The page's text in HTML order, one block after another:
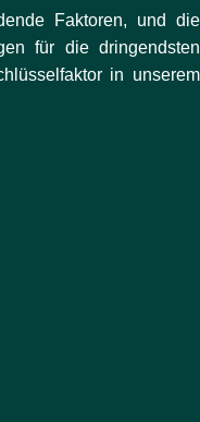
Faktoren, und die
für die dringendsten
in unserem